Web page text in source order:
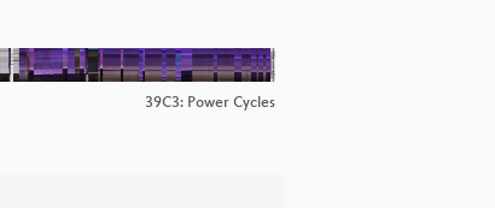
39C3: Power Cycles